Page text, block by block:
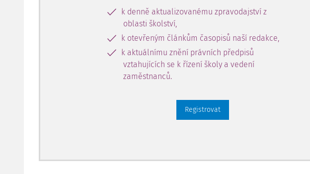
k denně aktualizovanému zpravodajství z
oblasti školství,
k otevřeným článkům časopisů naší redakce,
k aktuálnímu znění právních předpisů
vztahujících se k řízení školy a vedení
zaměstnanců.
Registrovat